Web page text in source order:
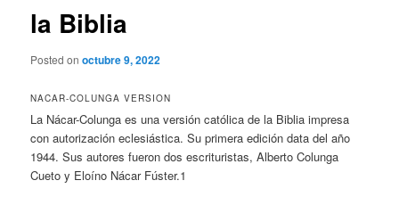
la Biblia
Posted onoctubre 9, 2022
NACAR-COLUNGA VERSION
La Nácar-Colunga es una versión católica de la Biblia impresa
con autorización eclesiástica. Su primera edición data del año
1944. Sus autores fueron dos escrituristas, Alberto Colunga
Cueto y Eloíno Nácar Fúster.1